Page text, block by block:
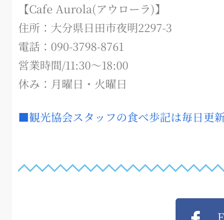
【Cafe Aurola(アウローラ)】
住所：大分県日田市夜明2297-3
電話：090-3798-8761
営業時間/11:30～18:00
休み：月曜日・火曜日
■観光協会スタッフの食べ歩記は毎日更